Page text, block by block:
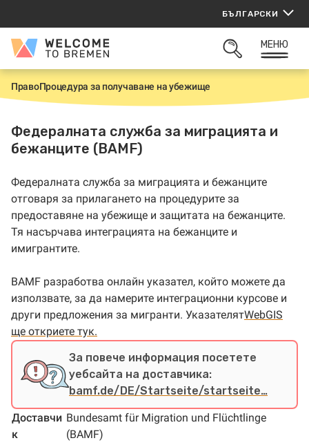
съдържанието
БЪЛГАРСКИ
Welcome
ОТВОРИ
МЕНЮ
Н
а
л
о
ПравоПроцедура за получаване на убежище
Федералната служба за миграцията и
бежанците (BAMF)
Федералната служба за миграцията и бежанците
отговаря за прилагането на процедурите за
предоставяне на убежище и защитата на бежанците.
Тя насърчава интеграцията на бежанците и
имигрантите.
BAMF разработва онлайн указател, който можете да
използвате, за да намерите интеграционни курсове и
други предложения за мигранти. УказателятWebGIS
ще откриете тук.
За повече информация посетете
уебсайта на доставчика:
bamf.de/DE/Startseite/startseite…
Доставчи
к
Bundesamt für Migration und Flüchtlinge
(BAMF)